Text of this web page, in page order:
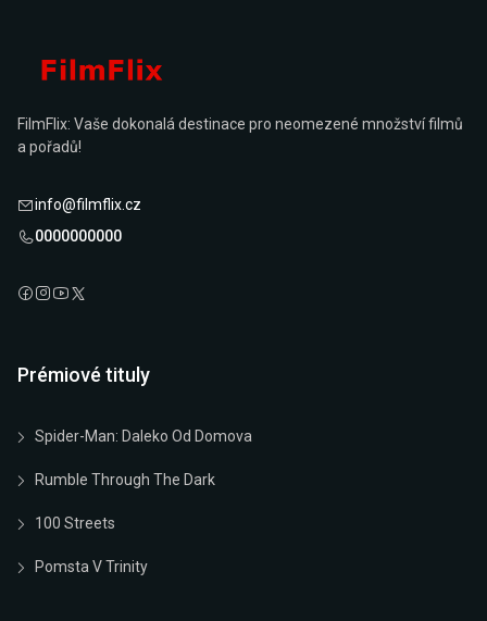
FilmFlix: Vaše dokonalá destinace pro neomezené množství filmů
a pořadů!
info@filmflix.cz
0000000000
Prémiové tituly
Spider-Man: Daleko Od Domova
Rumble Through The Dark
100 Streets
Pomsta V Trinity